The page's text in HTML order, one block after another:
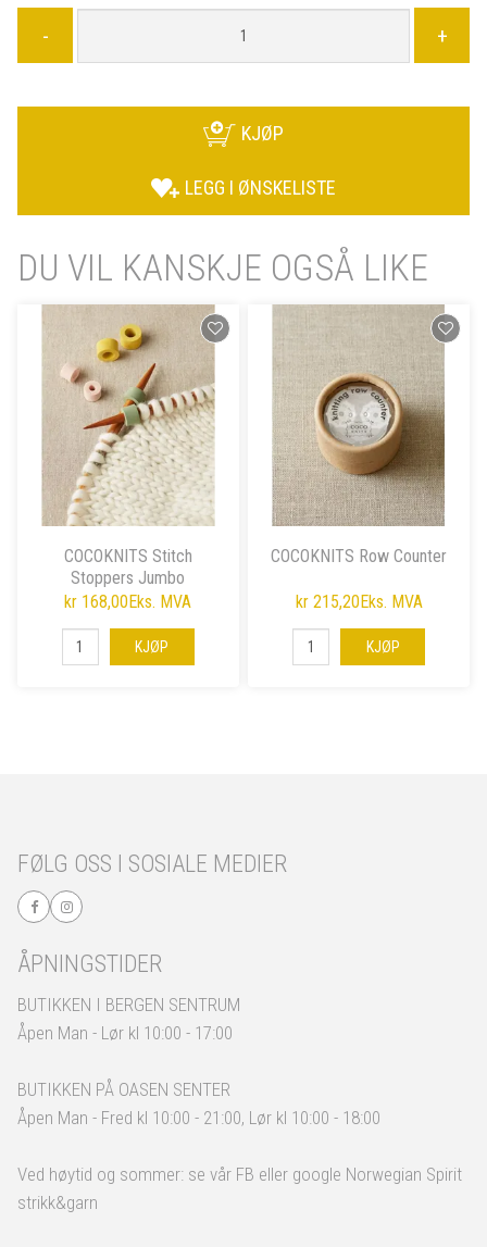
- +
KJØP
LEGG I ØNSKELISTE
DU VIL KANSKJE OGSÅ LIKE
COCOKNITS Stitch
Stoppers Jumbo
kr 168,00Eks. MVA
KJØP
COCOKNITS Row Counter
kr 215,20Eks. MVA
KJØP
FØLG OSS I SOSIALE MEDIER
ÅPNINGSTIDER
BUTIKKEN I BERGEN SENTRUM
Åpen Man - Lør kl 10:00 - 17:00
BUTIKKEN PÅ OASEN SENTER
Åpen Man - Fred kl 10:00 - 21:00, Lør kl 10:00 - 18:00
Ved høytid og sommer: se vår FB eller google Norwegian Spirit
strikk&garn